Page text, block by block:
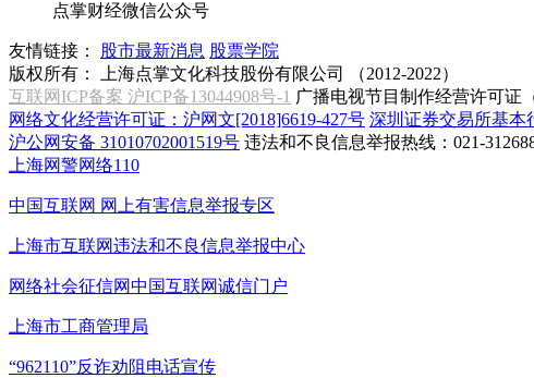
点掌财经微信公众号
友情链接： 股市最新消息 股票学院
版权所有：
上海点掌文化科技股份有限公司 （2012-2022）
互联网ICP备案 沪ICP备13044908号-1 广播电视节目制作经营许可证
网络文化经营许可证：沪网文[2018]6619-427号 深圳证券交易所基本
沪公网安备 31010702001519号 违法和不良信息举报热线：021-
上海网警网络110
中国互联网 网上有害信息举报专区
上海市互联网违法和不良信息举报中心
网络社会征信网中国互联网诚信门户
上海市工商管理局
“962110”反诈劝阻电话宣传